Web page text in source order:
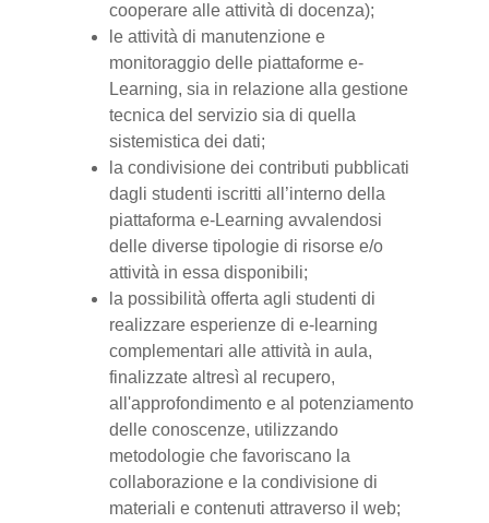
cooperare alle attività di docenza);
le attività di manutenzione e
monitoraggio delle piattaforme e-
Learning, sia in relazione alla gestione
tecnica del servizio sia di quella
sistemistica dei dati;
la condivisione dei contributi pubblicati
dagli studenti iscritti all’interno della
piattaforma e-Learning avvalendosi
delle diverse tipologie di risorse e/o
attività in essa disponibili;
la possibilità offerta agli studenti di
realizzare esperienze di e-learning
complementari alle attività in aula,
finalizzate altresì al recupero,
all'approfondimento e al potenziamento
delle conoscenze, utilizzando
metodologie che favoriscano la
collaborazione e la condivisione di
materiali e contenuti attraverso il web;